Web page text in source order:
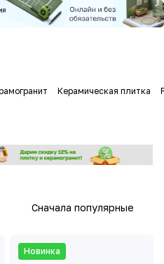
Керамическая плитка
Сначала популярные
Новинка